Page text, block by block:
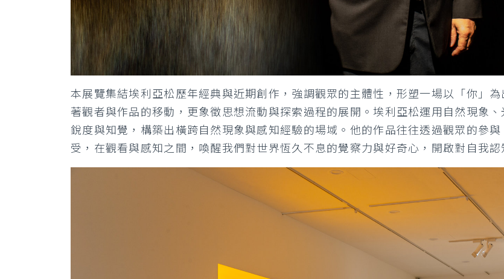
本展覽集結埃利亞松歷年經典與近期創作，強調觀眾的主體性，形塑一場以「你」
著觀者與作品的移動，更象徵思想流動與探索過程的展開。埃利亞松運用自然現象
銳度與知覺，構築出橫跨自然現象與感知經驗的場域。他的作品往往透過觀眾的參
受，在觀看與感知之間，喚醒我們對世界恆久不息的覺察力與好奇心，開啟對自我認